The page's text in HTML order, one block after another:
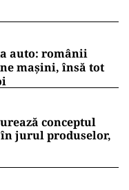
auto: românii
mașini, însă tot
conceptul
în jurul produselor,